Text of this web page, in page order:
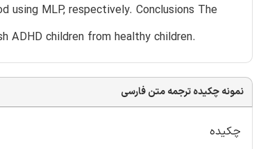
using MLP, respectively. Conclusions The
children from healthy children.
نمونه چکیده ترجمه متن فارسی
چکیده